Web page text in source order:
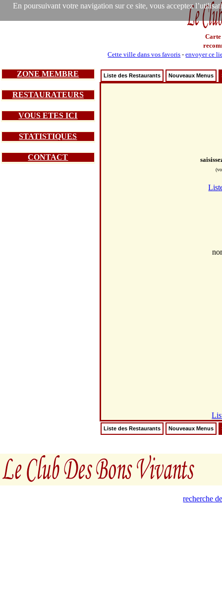
En poursuivant votre navigation sur ce site, vous acceptez
Carte
Cette ville dans vos favoris -envoyer ce
ZONE MEMBRE
RESTAURATEURS
VOUS ETES ICI
STATISTIQUES
CONTACT
Liste des Restaurants Nouveaux Menus
Liste des Restaurants Nouveaux Menus
recherche